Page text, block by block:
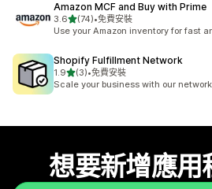
Amazon MCF and Buy with Prime
3.6滿分 5 顆星
(74)
共有 74 則評價
•免費安裝
Use your Amazon inventory for fast
Shopify Fulfillment Network
1.9滿分 5 顆星
(3)
共有 3 則評價
•免費安裝
Scale your business with our
想要新增應用